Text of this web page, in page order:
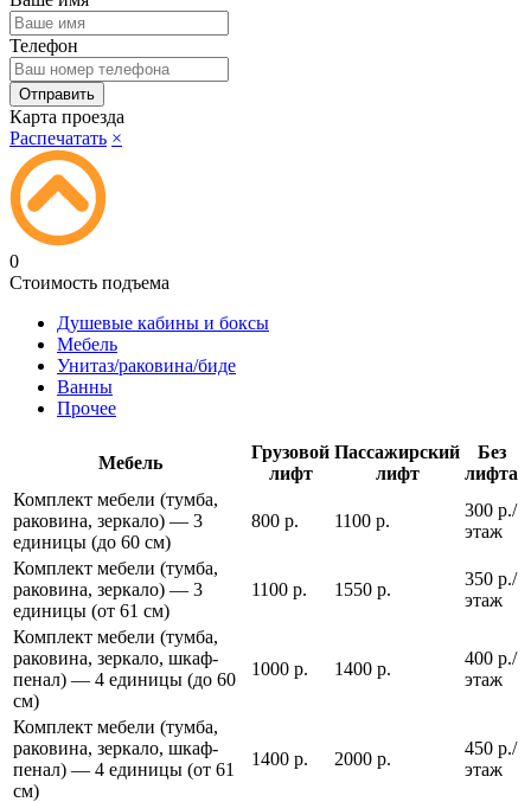
Телефон
Карта проезда
Распечатать ×
0
Стоимость подъема
Душевые кабины и боксы
Мебель
Унитаз/раковина/биде
Ванны
Прочее
Мебель
Грузовой
лифт
Пассажирский
лифт
Без
лифта
Комплект мебели (тумба,
раковина, зеркало) — 3
единицы (до 60 см)
800 р. 1100 р.
300 р./
этаж
Комплект мебели (тумба,
раковина, зеркало) — 3
единицы (от 61 см)
1100 р. 1550 р.
350 р./
этаж
Комплект мебели (тумба,
раковина, зеркало, шкаф-
пенал) — 4 единицы (до 60
см)
1000 р. 1400 р.
400 р./
этаж
Комплект мебели (тумба,
раковина, зеркало, шкаф-
пенал) — 4 единицы (от 61
см)
1400 р. 2000 р.
450 р./
этаж